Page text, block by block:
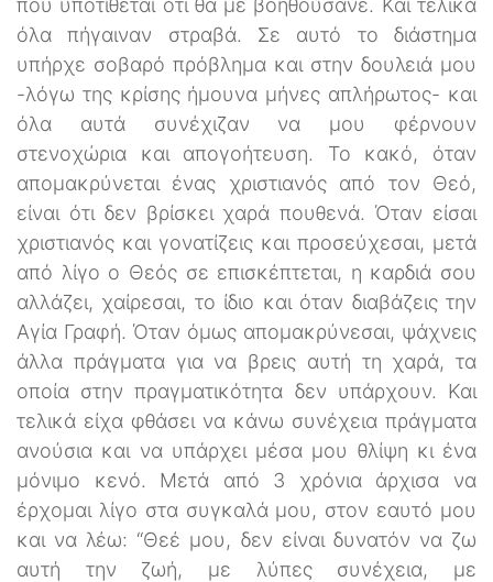
που υποτίθεται ότι θα με βοηθούσανε. Και τελικά
όλα πήγαιναν στραβά. Σε αυτό το διάστημα
υπήρχε σοβαρό πρόβλημα και στην δουλειά μου
-λόγω της κρίσης ήμουνα μήνες απλήρωτος- και
όλα αυτά συνέχιζαν να μου φέρνουν
στενοχώρια και απογοήτευση. Το κακό, όταν
απομακρύνεται ένας χριστιανός από τον Θεό,
είναι ότι δεν βρίσκει χαρά πουθενά. Όταν είσαι
χριστιανός και γονατίζεις και προσεύχεσαι, μετά
από λίγο ο Θεός σε επισκέπτεται, η καρδιά σου
αλλάζει, χαίρεσαι, το ίδιο και όταν διαβάζεις την
Αγία Γραφή. Όταν όμως απομακρύνεσαι, ψάχνεις
άλλα πράγματα για να βρεις αυτή τη χαρά, τα
οποία στην πραγματικότητα δεν υπάρχουν. Και
τελικά είχα φθάσει να κάνω συνέχεια πράγματα
ανούσια και να υπάρχει μέσα μου θλίψη κι ένα
μόνιμο κενό. Μετά από 3 χρόνια άρχισα να
έρχομαι λίγο στα συγκαλά μου, στον εαυτό μου
και να λέω: “Θεέ μου, δεν είναι δυνατόν να ζω
αυτή την ζωή, με λύπες συνέχεια, με